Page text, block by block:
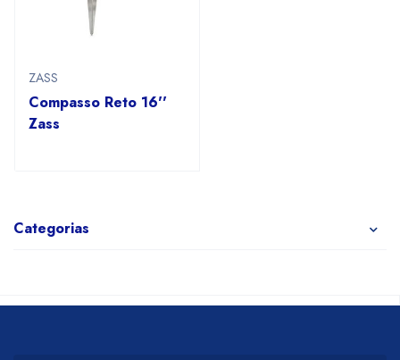
Categorias
ZASS
Compasso Reto 16''
Zass